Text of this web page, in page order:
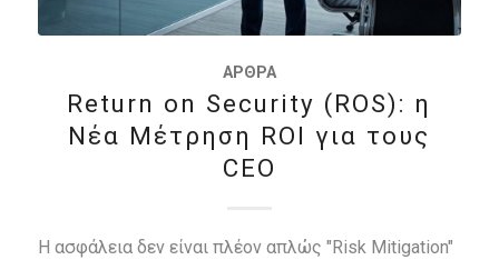
ΆΡΘΡΑ
Return on Security (ROS): η
Νέα Μέτρηση ROI για τους
CEO
Η ασφάλεια δεν είναι πλέον απλώς "Risk Mitigation"